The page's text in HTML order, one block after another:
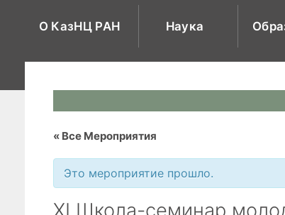
О КазНЦ РАН Наука
« Все Мероприятия
Это мероприятие прошло.